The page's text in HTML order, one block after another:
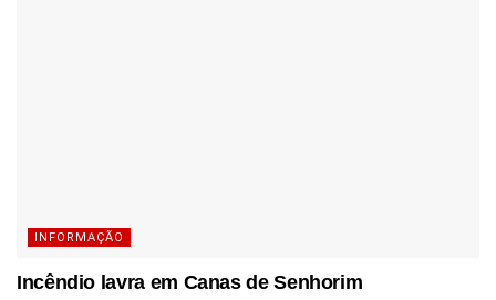
INFORMAÇÃO
Incêndio lavra em Canas de Senhorim